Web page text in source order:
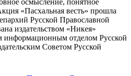
«Пасхальная весть» прошла
Русской Православной
издательством «Никея»
информационным отделом Русской
Советом Русской